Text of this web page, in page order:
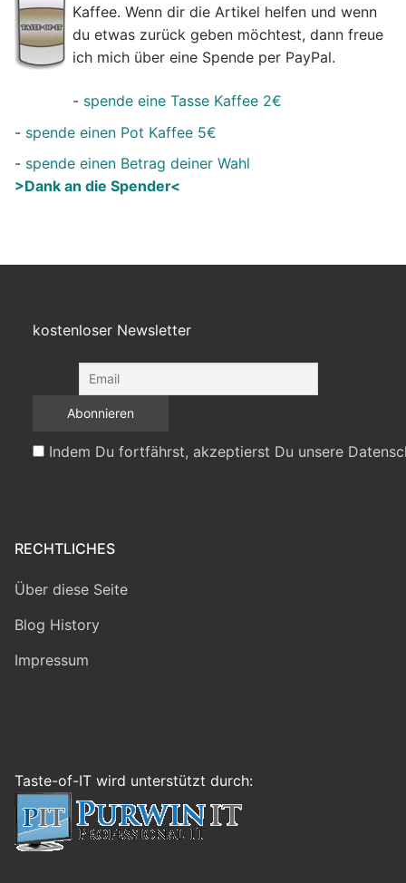
Kaffee. Wenn dir die Artikel helfen und wenn
du etwas zurück geben möchtest, dann freue
ich mich über eine Spende per PayPal.
- spende eine Tasse Kaffee 2€
- spende einen Pot Kaffee 5€
- spende einen Betrag deiner Wahl
>Dank an die Spender<
kostenloser Newsletter
Indem Du fortfährst, akzeptierst Du unsere
RECHTLICHES
Über diese Seite
Blog History
Impressum
Taste-of-IT wird unterstützt durch: